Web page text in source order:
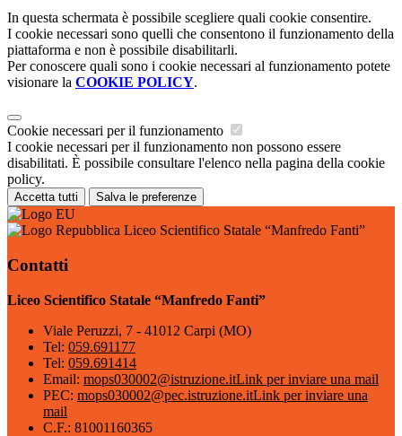
In questa schermata è possibile scegliere quali cookie consentire.
I cookie necessari sono quelli che consentono il funzionamento della
piattaforma e non è possibile disabilitarli.
Per conoscere quali sono i cookie necessari al funzionamento potete
visionare la COOKIE POLICY.
Cookie necessari per il funzionamento
I cookie necessari per il funzionamento non possono essere
disabilitati. È possibile consultare l'elenco nella pagina della cookie
policy.
Accetta tutti Salva le preferenze
Liceo Scientifico Statale “Manfredo Fanti”
Contatti
Liceo Scientifico Statale “Manfredo Fanti”
Viale Peruzzi, 7 - 41012 Carpi (MO)
Tel: 059.691177
Tel: 059.691414
Email: mops030002@istruzione.itLink per inviare una mail
PEC: mops030002@pec.istruzione.itLink per inviare una
mail
C.F.: 81001160365